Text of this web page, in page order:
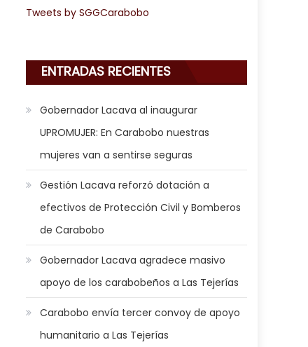
Tweets by SGGCarabobo
ENTRADAS RECIENTES
Gobernador Lacava al inaugurar
UPROMUJER: En Carabobo nuestras
mujeres van a sentirse seguras
Gestión Lacava reforzó dotación a
efectivos de Protección Civil y Bomberos
de Carabobo
Gobernador Lacava agradece masivo
apoyo de los carabobeños a Las Tejerías
Carabobo envía tercer convoy de apoyo
humanitario a Las Tejerías